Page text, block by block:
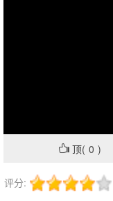
顶( 0 )
评分: